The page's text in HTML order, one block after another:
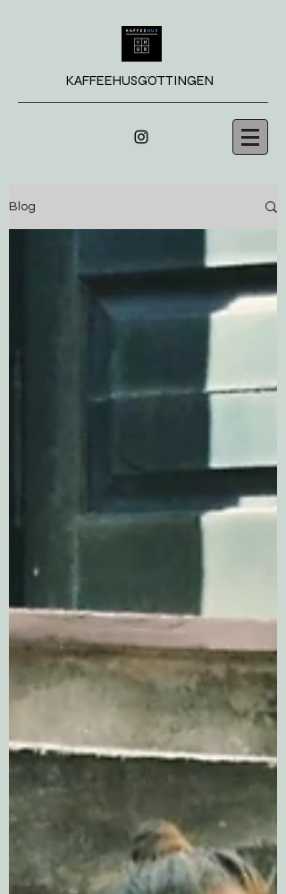
KAFFEEHUSGÖTTINGEN
Blog